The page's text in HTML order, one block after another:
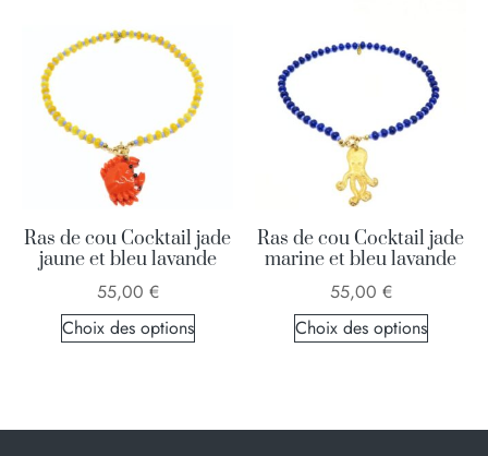
Ras de cou Cocktail jade
jaune et bleu lavande
55,00 €
Choix des options
Ras de cou Cocktail jade
marine et bleu lavande
55,00 €
Choix des options